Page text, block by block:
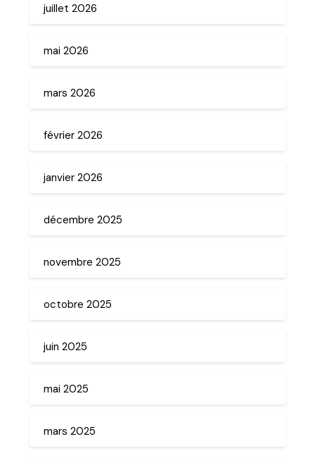
juillet 2026
mai 2026
mars 2026
février 2026
janvier 2026
décembre 2025
novembre 2025
octobre 2025
juin 2025
mai 2025
mars 2025